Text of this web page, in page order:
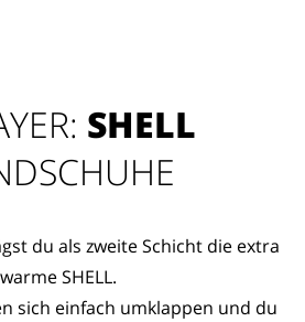
SHELL
du als zweite Schicht die extra
warme SHELL.
sich einfach umklappen und du